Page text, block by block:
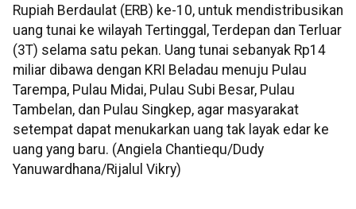
Rupiah Berdaulat (ERB) ke-10, untuk mendistribusikan
uang tunai ke wilayah Tertinggal, Terdepan dan Terluar
(3T) selama satu pekan. Uang tunai sebanyak Rp14
miliar dibawa dengan KRI Beladau menuju Pulau
Tarempa, Pulau Midai, Pulau Subi Besar, Pulau
Tambelan, dan Pulau Singkep, agar masyarakat
setempat dapat menukarkan uang tak layak edar ke
uang yang baru. (Angiela Chantiequ/Dudy
Yanuwardhana/Rijalul Vikry)